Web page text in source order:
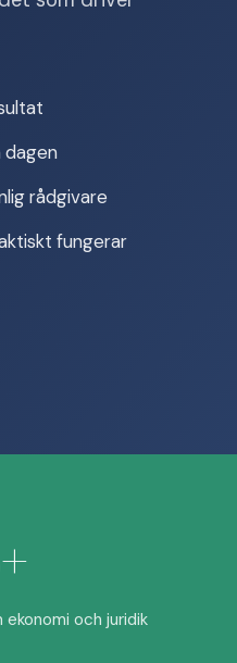
dagen
rådgivare
fungerar
och juridik